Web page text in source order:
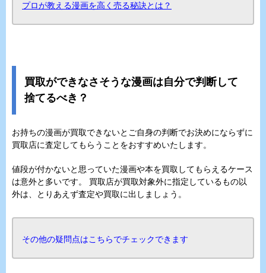
プロが教える漫画を高く売る秘訣とは？
買取ができなさそうな漫画は自分で判断して
捨てるべき？
お持ちの漫画が買取できないとご自身の判断でお決めにならずに
買取店に査定してもらうことをおすすめいたします。
値段が付かないと思っていた漫画や本を買取してもらえるケース
は意外と多いです。 買取店が買取対象外に指定しているもの以
外は、とりあえず査定や買取に出しましょう。
その他の疑問点はこちらでチェックできます